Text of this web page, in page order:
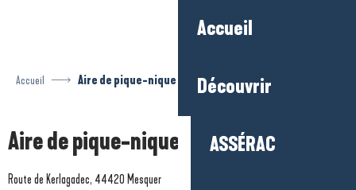
Accueil
Découvrir
ASSÉRAC
Accueil Aire de pique-nique de Kerlagadec
Aire de pique-nique de Kerlagadec
Route de Kerlagadec, 44420 Mesquer